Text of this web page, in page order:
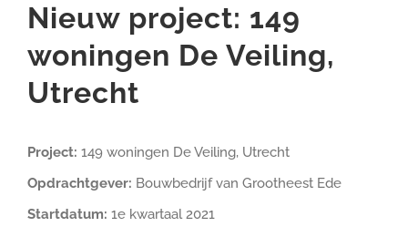
Nieuw project: 149
woningen De Veiling,
Utrecht
Project: 149 woningen De Veiling, Utrecht
Opdrachtgever: Bouwbedrijf van Grootheest Ede
Startdatum: 1e kwartaal 2021